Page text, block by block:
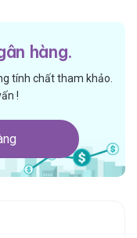
hàng.
tính chất tham khảo.
!